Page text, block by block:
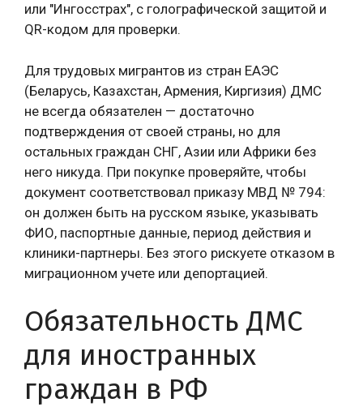
или "Ингосстрах", с голографической защитой и
QR-кодом для проверки.
Для трудовых мигрантов из стран ЕАЭС
(Беларусь, Казахстан, Армения, Киргизия) ДМС
не всегда обязателен — достаточно
подтверждения от своей страны, но для
остальных граждан СНГ, Азии или Африки без
него никуда. При покупке проверяйте, чтобы
документ соответствовал приказу МВД № 794:
он должен быть на русском языке, указывать
ФИО, паспортные данные, период действия и
клиники-партнеры. Без этого рискуете отказом в
миграционном учете или депортацией.
Обязательность ДМС
для иностранных
граждан в РФ